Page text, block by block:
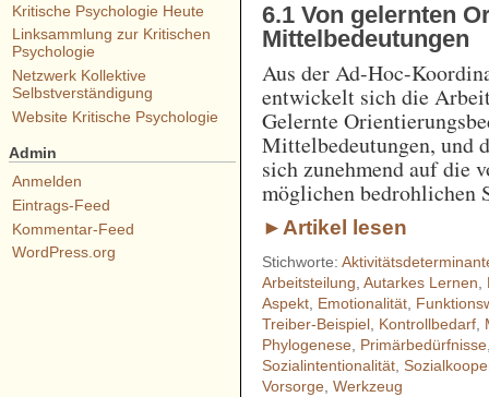
6.1 Von gelernten
Mittelbedeutungen
Aus der Ad-Hoc-
entwickelt sich die
Gelernte
Mittelbedeutungen, und
sich zunehmend auf die
möglichen bedrohlichen
►Artikel lesen
Stichworte:
Arbeitsteilung ,Autarkes Lernen
Aspekt Emotionalität
Treiber-Beispiel Kontrollbedarf
Phylogenese Primärbedürfnisse
Sozialintentionalität ,
Vorsorge ,Werkzeug
Kritische Psychologie Heute
Linksammlung zur Kritischen
Psychologie
Netzwerk Kollektive
Selbstverständigung
Website Kritische Psychologie
Admin
Anmelden
Eintrags-Feed
Kommentar-Feed
WordPress.org